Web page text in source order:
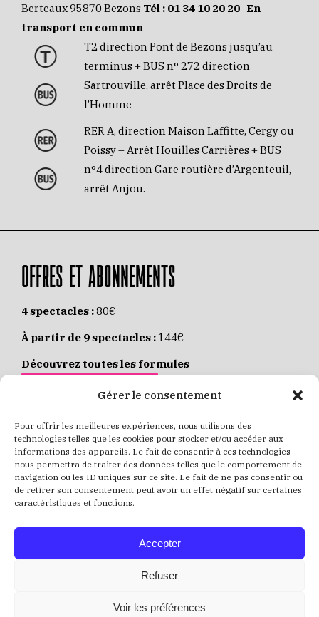
Gérer le consentement
Pour offrir les meilleures expériences, nous utilisons des
technologies telles que les cookies pour stocker et/ou accéder aux
informations des appareils. Le fait de consentir à ces technologies
nous permettra de traiter des données telles que le comportement de
navigation ou les ID uniques sur ce site. Le fait de ne pas consentir ou
de retirer son consentement peut avoir un effet négatif sur certaines
caractéristiques et fonctions.
Accepter
Refuser
Voir les préférences
Berteaux 95870 Bezons Tél : 01 34 10 20 20 En
transport en commun
T2 direction Pont de Bezons jusqu’au
terminus + BUS n° 272 direction
Sartrouville, arrêt Place des Droits de
l’Homme
RER A, direction Maison Laffitte, Cergy ou
Poissy – Arrêt Houilles Carrières + BUS
n°4 direction Gare routière d’Argenteuil,
arrêt Anjou.
OFFRES ET ABONNEMENTS
4 spectacles :80€
À partir de 9 spectacles : 144€
Découvrez toutes les formules
JE M’ABONNE EN LIGNE
Places individuelles :de 8 à 35€
Achetez vos places
JE RÉSERVE MES PLACES